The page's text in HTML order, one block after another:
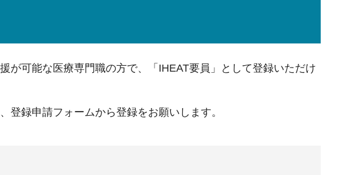
が可能な医療専門職の方で、「IHEAT要員」として登録いただけ
登録申請フォームから登録をお願いします。